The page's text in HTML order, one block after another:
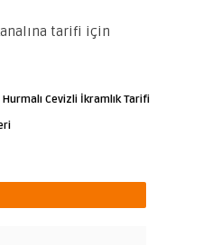
tarifi için
Cevizli İkramlık Tarifi